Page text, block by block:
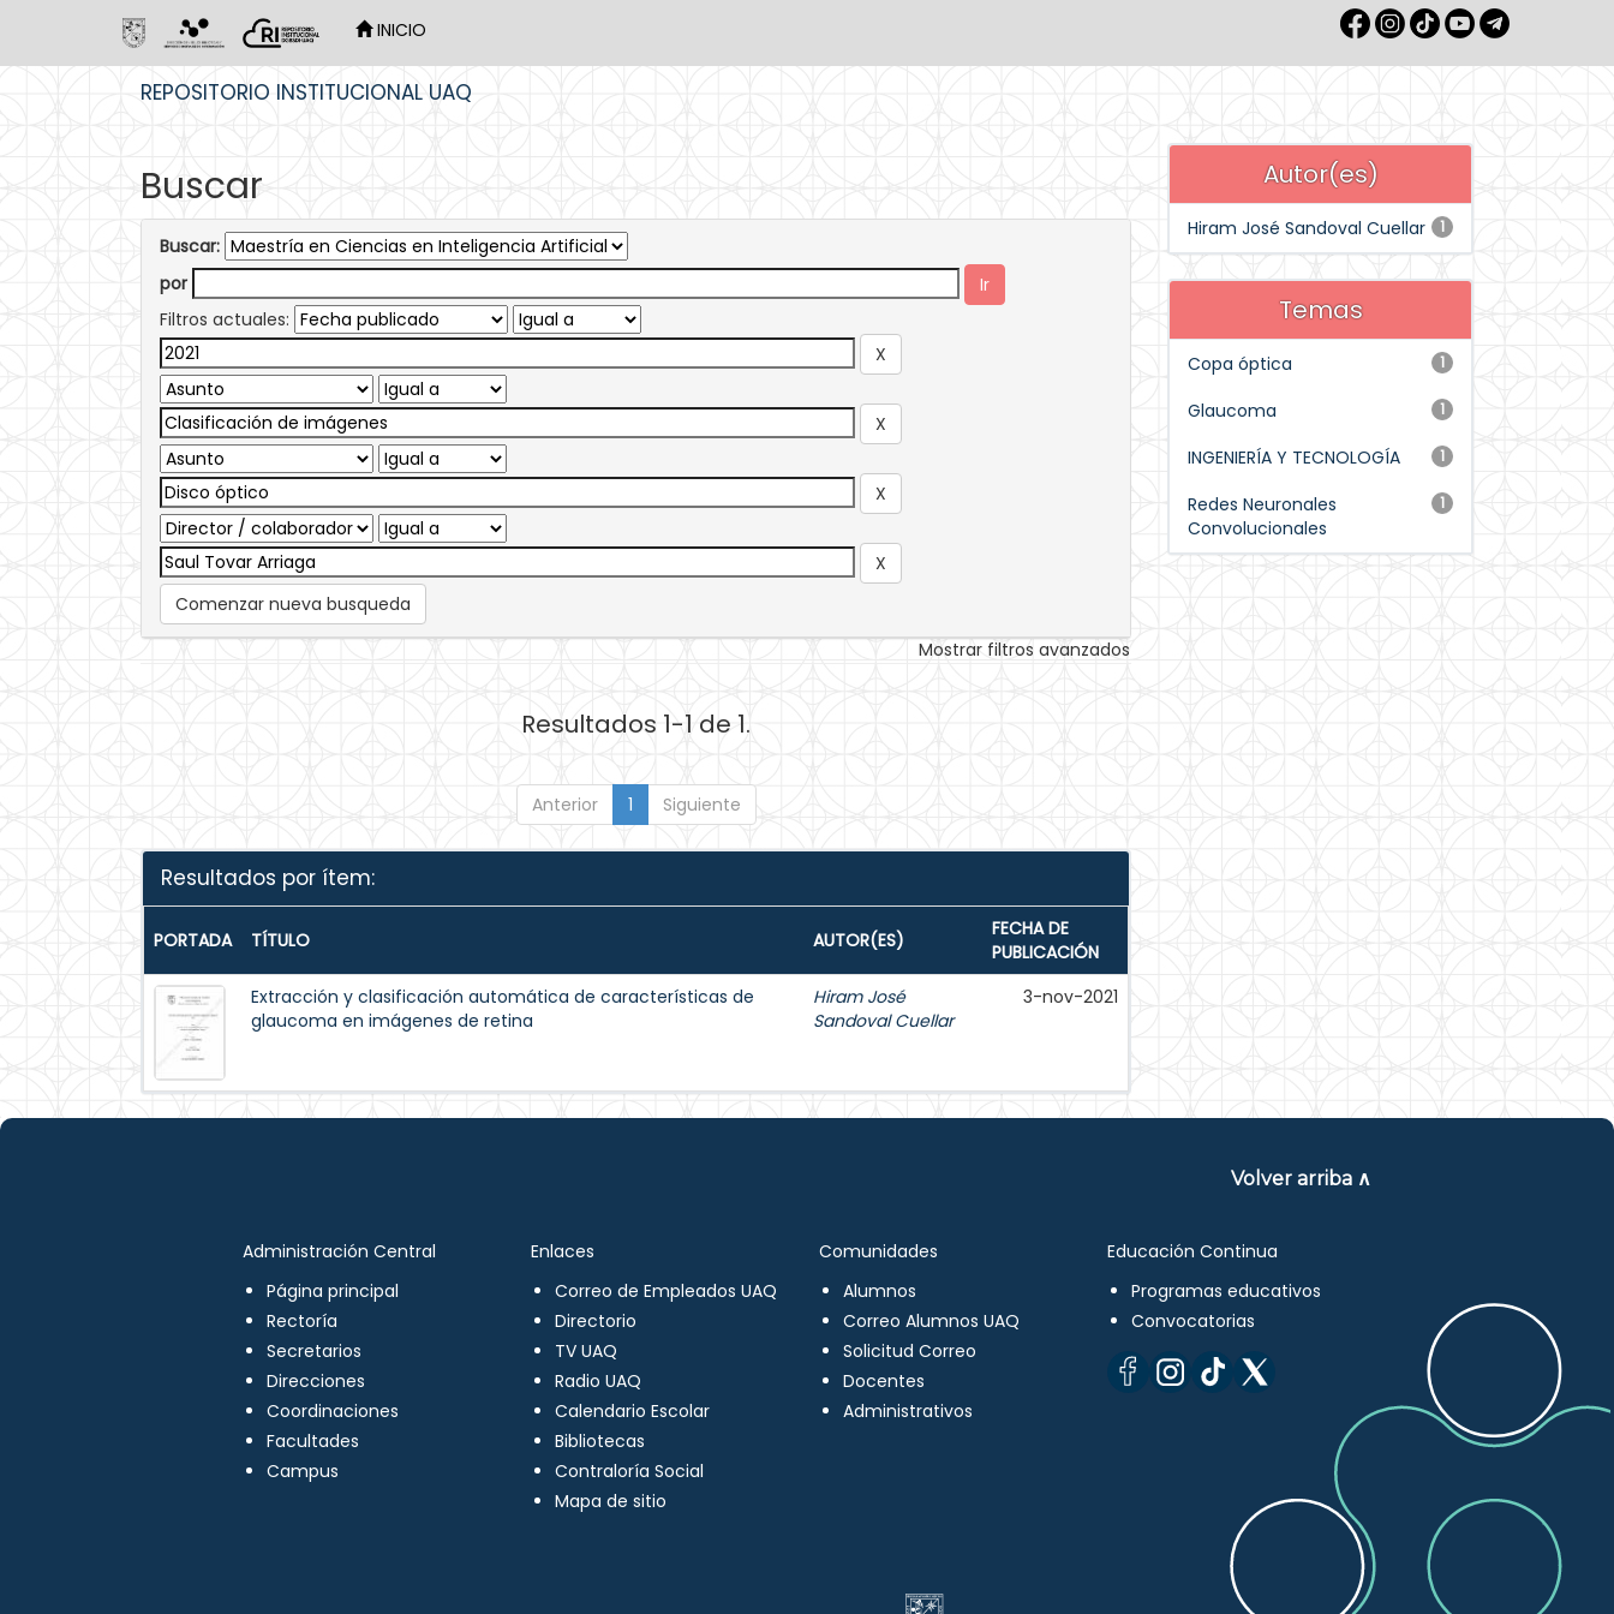
INICIO
REPOSITORIO INSTITUCIONAL UAQ
Buscar
Buscar:
por
Filtros actuales:
Comenzar nueva busqueda
Mostrar filtros avanzados
Resultados 1-1 de 1.
Anterior 1 Siguiente
Resultados por ítem:
PORTADA TÍTULO AUTOR(ES)
FECHA DE
PUBLICACIÓN
Extracción y clasificación automática de características de
glaucoma en imágenes de retina
Hiram José
Sandoval Cuellar
3-nov-2021
Autor(es)
1
Hiram José Sandoval Cuellar
Temas
1
Copa óptica
1
Glaucoma
1
INGENIERÍA Y TECNOLOGÍA
1
Redes Neuronales
Convolucionales
Volver arriba ∧
Administración Central
Página principal
Rectoría
Secretarios
Direcciones
Coordinaciones
Facultades
Campus
Enlaces
Correo de Empleados UAQ
Directorio
TV UAQ
Radio UAQ
Calendario Escolar
Bibliotecas
Contraloría Social
Mapa de sitio
Comunidades
Alumnos
Correo Alumnos UAQ
Solicitud Correo
Docentes
Administrativos
Educación Continua
Programas educativos
Convocatorias